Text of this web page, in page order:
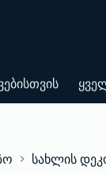
სახლის